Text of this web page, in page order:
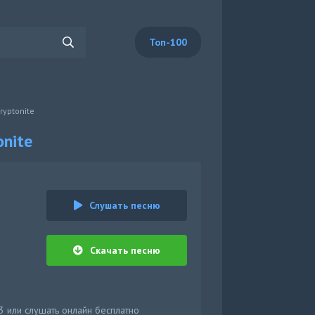
Топ-100
Слушать песню
Скачать песню
слушать онлайн бесплатно